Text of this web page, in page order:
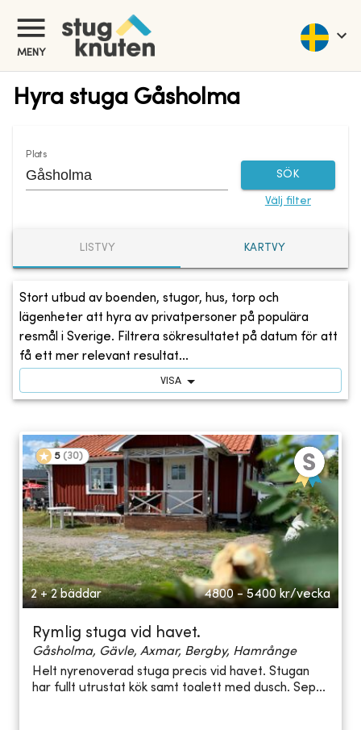
MENY
Hyra stuga Gåsholma
Plats
SÖK
Välj filter
LISTVY KARTVY
Stort utbud av boenden, stugor, hus, torp och
lägenheter att hyra av privatpersoner på populära
resmål i Sverige. Filtrera sökresultatet på datum för att
få ett mer relevant resultat...
VISA
5 (30)
2 + 2 bäddar 4800 - 5400 kr/vecka
Rymlig stuga vid havet.
Gåsholma, Gävle, Axmar, Bergby, Hamrånge
Helt nyrenoverad stuga precis vid havet. Stugan
har fullt utrustat kök samt toalett med dusch. Sep...